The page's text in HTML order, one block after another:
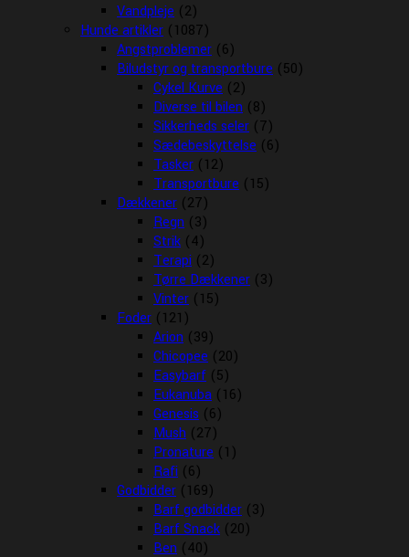
Vandpleje (2)
Hunde artikler (1087)
Angstproblemer (6)
Biludstyr og transportbure (50)
Cykel Kurve (2)
Diverse til bilen (8)
Sikkerheds seler (7)
Sædebeskyttelse (6)
Tasker (12)
Transportbure (15)
Dækkener (27)
Regn (3)
Strik (4)
Terapi (2)
Tørre Dækkener (3)
Vinter (15)
Foder (121)
Arion (39)
Chicopee (20)
Easybarf (5)
Eukanuba (16)
Genesis (6)
Mush (27)
Pronature (1)
Rafi (6)
Godbidder (169)
Barf godbidder (3)
Barf Snack (20)
Ben (40)